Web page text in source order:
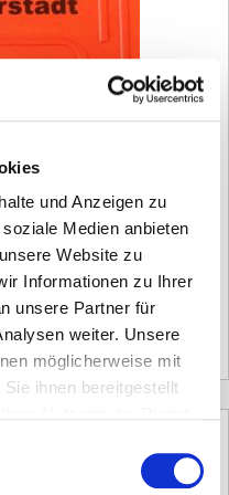
und Anzeigen zu
Medien anbieten
Website zu
Informationen zu Ihrer
unsere Partner für
weiter. Unsere
möglicherweise mit
ihnen bereitgestellt